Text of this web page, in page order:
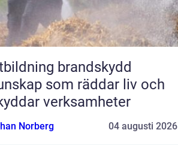
brandskydd
som räddar liv och
verksamheter
Norberg 04 augusti 2026